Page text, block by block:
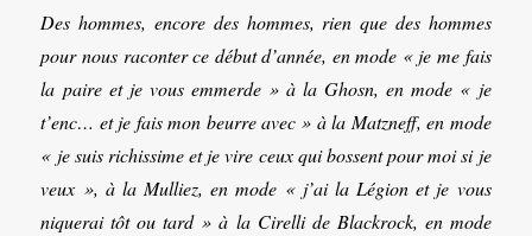
Des hommes, encore des hommes, rien que des hommes
pour nous raconter ce début d’année, en mode « je me fais
la paire et je vous emmerde » à la Ghosn, en mode « je
t’enc… et je fais mon beurre avec » à la Matzneff, en mode
« je suis richissime et je vire ceux qui bossent pour moi si je
veux », à la Mulliez, en mode « j’ai la Légion et je vous
niquerai tôt ou tard » à la Cirelli de Blackrock, en mode